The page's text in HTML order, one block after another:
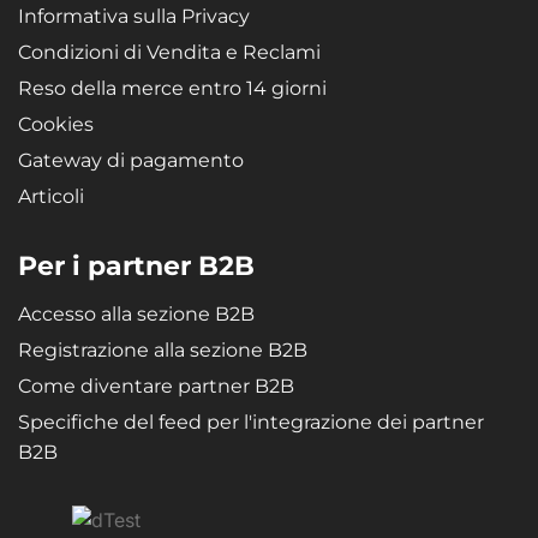
Informativa sulla Privacy
Condizioni di Vendita e Reclami
Reso della merce entro 14 giorni
Cookies
Gateway di pagamento
Articoli
Per i partner B2B
Accesso alla sezione B2B
Registrazione alla sezione B2B
Come diventare partner B2B
Specifiche del feed per l'integrazione dei partner
B2B